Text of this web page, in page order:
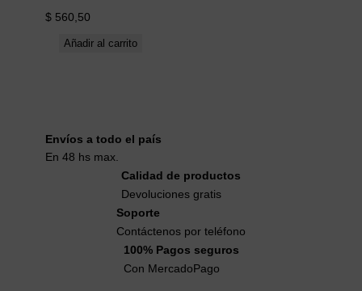
$ 560,50
Añadir al carrito
Envíos a todo el país
En 48 hs max.
Calidad de productos
Devoluciones gratis
Soporte
Contáctenos por teléfono
100% Pagos seguros
Con MercadoPago